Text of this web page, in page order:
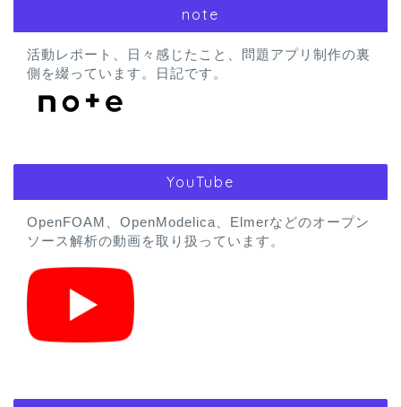
note
活動レポート、日々感じたこと、問題アプリ制作の裏
側を綴っています。日記です。
YouTube
OpenFOAM、OpenModelica、Elmerなどのオープン
ソース解析の動画を取り扱っています。